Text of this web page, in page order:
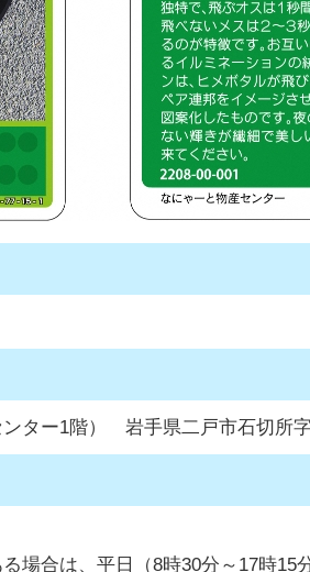
ター1階） 岩手県二戸市石切所
合は、平日（8時30分～17時15